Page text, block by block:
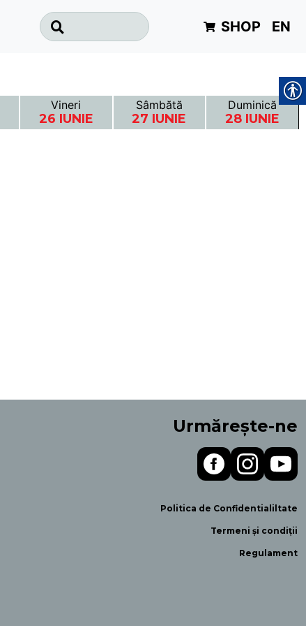
SHOP EN
Vineri
26 IUNIE
Sâmbătă
27 IUNIE
Duminică
28 IUNIE
Urmărește-ne
Politica de Confidentialiltate
Termeni și condiții
Regulament